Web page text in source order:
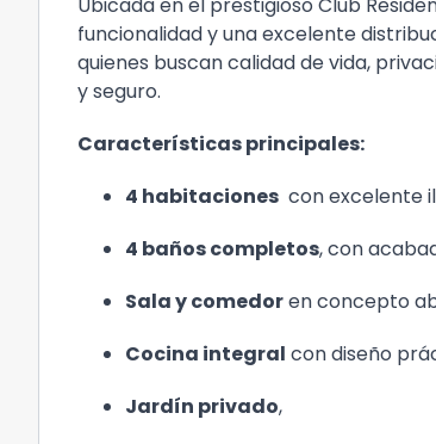
funcionalidad y una excelente
quienes buscan calidad de vida,
y seguro.
Características principales:
4 habitaciones con excelente
4 baños completos, con
Sala y comedoren concepto
Cocina integral con diseño
Jardín privado,